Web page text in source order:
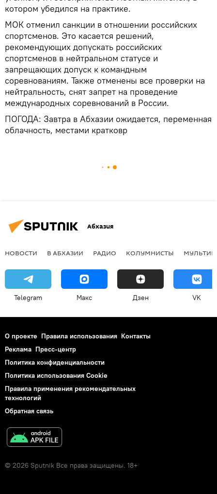
котором убедился на практике.
МОК отменил санкции в отношении российских
спортсменов. Это касается решений,
рекомендующих допускать российских
спортсменов в нейтральном статусе и
запрещающих допуск к командным
соревнованиям. Также отменены все проверки на
нейтральность, снят запрет на проведение
международных соревнований в России.
ПОГОДА: Завтра в Абхазии ожидается, переменная
облачность, местами кратковр
Абхазия
НОВОСТИ В АБХАЗИИ РАДИО КОЛУМНИСТЫ
Telegram Макс Дзен VK
О проекте Правила использования Контакты
Реклама Пресс-центр
Политика конфиденциальности
Политика использования Cookie
Правила применения рекомендательных
технологий
Обратная связь
© 2026 Sputnik Все права защищены. 18+